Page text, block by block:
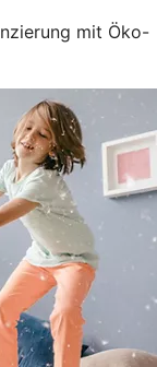
mit Öko-